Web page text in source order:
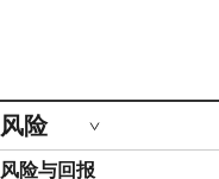
风险
风险与回报